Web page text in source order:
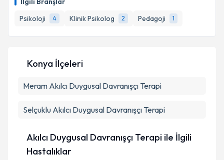
Psikoloji
4 Klinik Psikolog 2 Pedagoji 1
için bir takvim hazırlandığında e-posta ile
bilgilendireceğiz.
E-posta Adresiniz
Kişisel verilerimin işlenmesine ilişkinAydınlatma
kapsamda işlenmesini kabul ediyorum.
Takvim Talebini Gönder
Konya İlçeleri
Meram Akılcı Duygusal Davranışçı Terapi
Selçuklu Akılcı Duygusal Davranışçı Terapi
Akılcı Duygusal Davranışçı Terapi ile İlgili
Hastalıklar